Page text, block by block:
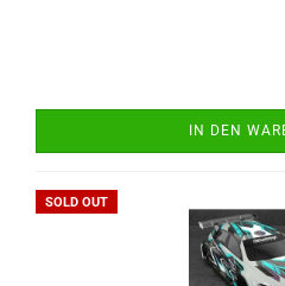
IN DEN
SOLD OUT